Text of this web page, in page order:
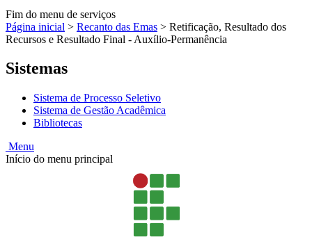
Fim do menu de serviços
Página inicial > Recanto das Emas > Retificação, Resultado dos
Recursos e Resultado Final - Auxílio-Permanência
Sistemas
Sistema de Processo Seletivo
Sistema de Gestão Acadêmica
Bibliotecas
Menu
Início do menu principal